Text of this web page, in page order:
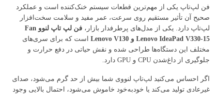
فن لپ‌تاپ یکی از مهم‌ترین قطعات سیستم خنک‌کننده است و عملکرد
صحیح آن تأثیر مستقیم روی سرعت، عمر مفید و سلامت سخت‌افزار
لپ‌تاپ دارد. یکی از مدل‌های پرطرفدار بازار،
فن لپ تاپ لنوو Fan
Lenovo IdeaPad V330-15 و Lenovo V130
است که برای سری‌های
مختلف این دستگاه‌ها طراحی شده و نقش حیاتی در دفع حرارت و
جلوگیری از داغ‌شدن CPU و GPU دارد.
اگر احساس می‌کنید لپ‌تاپ لنووی شما بیش از حد گرم می‌شود، صدای
غیرعادی تولید می‌کند یا خودبه‌خود خاموش می‌شود، احتمال بالایی وجود